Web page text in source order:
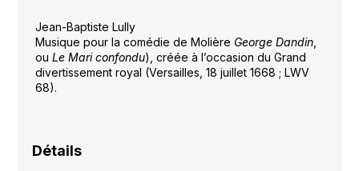
Jean-Baptiste Lully
Musique pour la comédie de Molière George Dandin,
ou Le Mari confondu), créée à l’occasion du Grand
divertissement royal (Versailles, 18 juillet 1668 ; LWV
68).
Détails